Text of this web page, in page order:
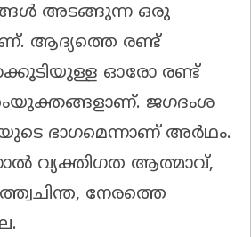
അടങ്ങുന്ന ഒരു
ആദ്യത്തെ രണ്ട്
ഓരോ രണ്ട്
ജഗദംശ
ഭാഗമെന്നാണ് അർഥം.
വ്യക്തിഗത ആത്മാവ്,
നേരത്തെ